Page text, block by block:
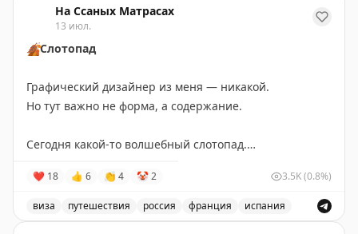
На Ссаных Матрасах
13 июл.
🍂Слотопад
Графический дизайнер из меня — никакой.
Но тут важно не форма, а содержание.
Сегодня какой-то волшебный слотопад.
Испания — 17 июля,
Франция — 23 июля,
Великобритания — 14 августа.
❤ 18 👍 6 👏 4 🤡2 3.5K(0.8%)
виза путешествия россия франция испания